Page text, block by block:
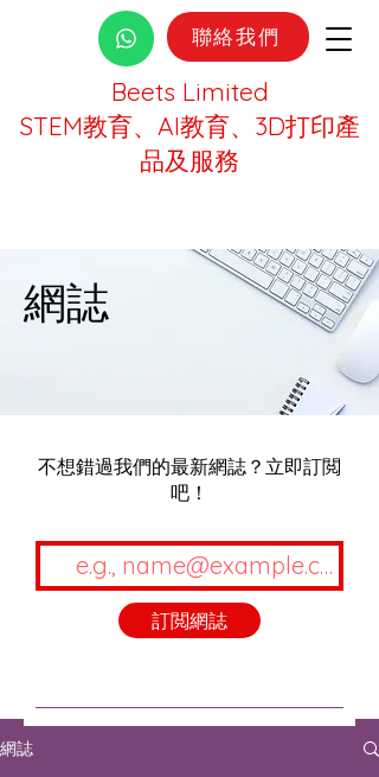
Beets Limited
STEM教育、AI教育、3D打印產
品及服務
聯絡我們
網誌
不想錯過我們的最新網誌？立即訂閲
吧！
網誌
訂閲網誌